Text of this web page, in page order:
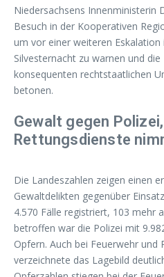
Niedersachsens Innenministerin
Besuch in der Kooperativen
um vor einer weiteren
Silvesternacht zu warnen und
konsequenten rechtstaatlichen
betonen.
Gewalt gegen
Rettungsdienste
Die Landeszahlen zeigen einen
Gewaltdelikten gegenüber
4.570 Fälle registriert, 103 mehr
betroffen war die Polizei mit
Opfern. Auch bei Feuerwehr und
verzeichnete das Lagebild